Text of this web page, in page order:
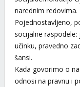
narednim redovima.
Pojednostavljeno,
socijalne
učinku, pravedno
šansi.
Kada govorimo o
odnosi na pravnu i